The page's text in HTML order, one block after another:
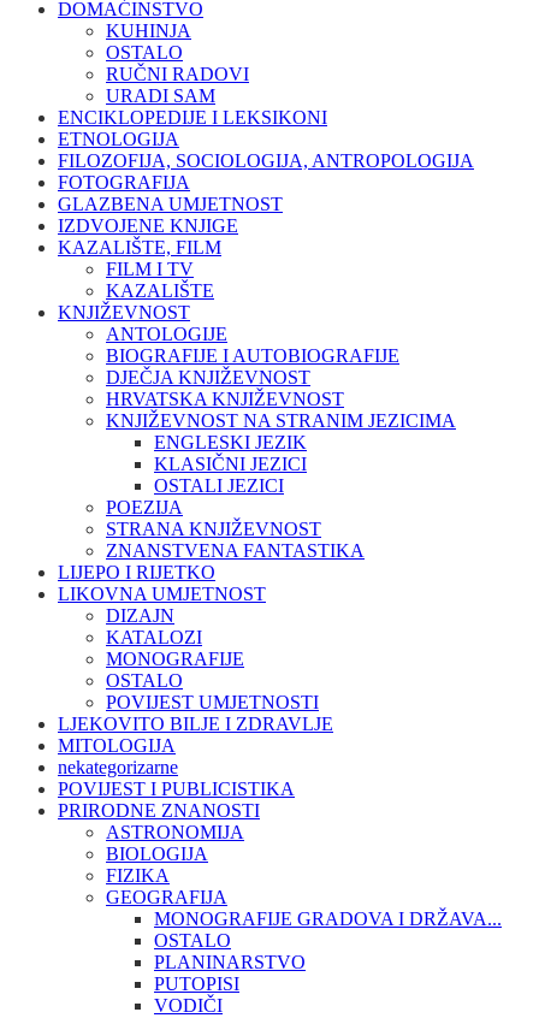
DOMAĆINSTVO
KUHINJA
OSTALO
RUČNI RADOVI
URADI SAM
ENCIKLOPEDIJE I LEKSIKONI
ETNOLOGIJA
FILOZOFIJA, SOCIOLOGIJA, ANTROPOLOGIJA
FOTOGRAFIJA
GLAZBENA UMJETNOST
IZDVOJENE KNJIGE
KAZALIŠTE, FILM
FILM I TV
KAZALIŠTE
KNJIŽEVNOST
ANTOLOGIJE
BIOGRAFIJE I AUTOBIOGRAFIJE
DJEČJA KNJIŽEVNOST
HRVATSKA KNJIŽEVNOST
KNJIŽEVNOST NA STRANIM JEZICIMA
ENGLESKI JEZIK
KLASIČNI JEZICI
OSTALI JEZICI
POEZIJA
STRANA KNJIŽEVNOST
ZNANSTVENA FANTASTIKA
LIJEPO I RIJETKO
LIKOVNA UMJETNOST
DIZAJN
KATALOZI
MONOGRAFIJE
OSTALO
POVIJEST UMJETNOSTI
LJEKOVITO BILJE I ZDRAVLJE
MITOLOGIJA
nekategorizarne
POVIJEST I PUBLICISTIKA
PRIRODNE ZNANOSTI
ASTRONOMIJA
BIOLOGIJA
FIZIKA
GEOGRAFIJA
MONOGRAFIJE GRADOVA I DRŽAVA...
OSTALO
PLANINARSTVO
PUTOPISI
VODIČI